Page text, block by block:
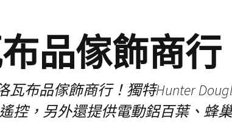
品傢飾商行
布品傢飾商行！獨特Hunter
控，另外還提供電動鋁百葉、蜂